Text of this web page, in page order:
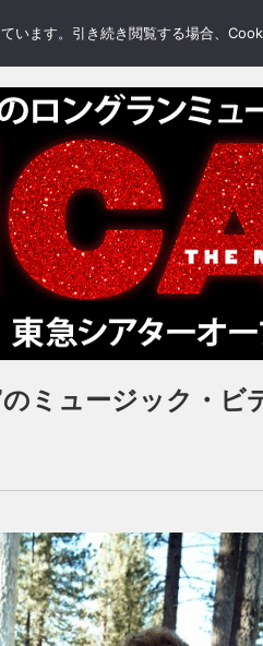
FEATURE
ミュージック・ビ
ます。引き続き閲覧する場合、